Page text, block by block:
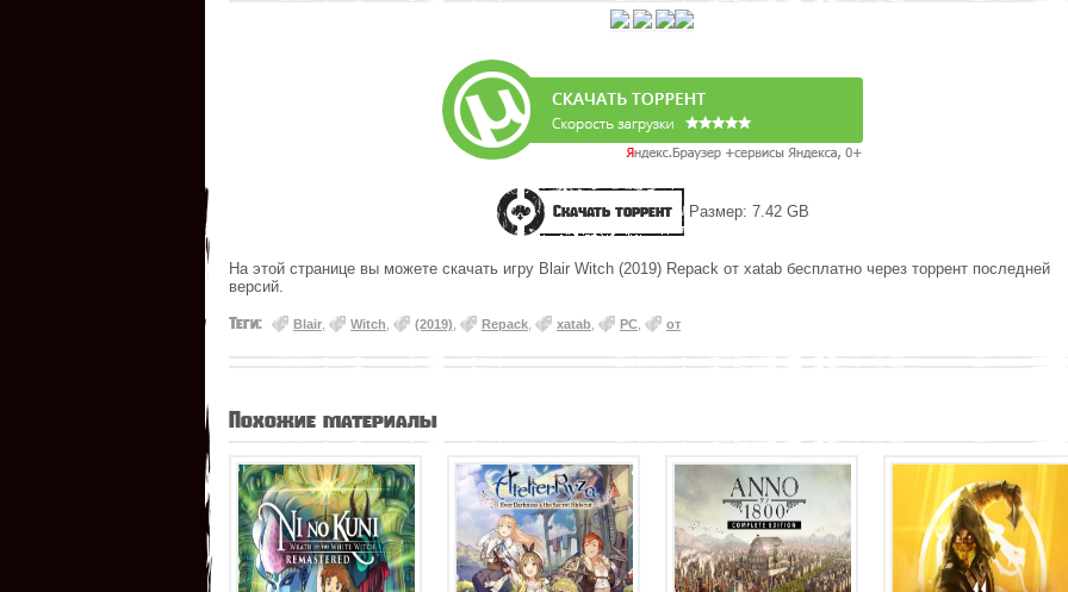
Скачать торрент Размер: 7.42 GB
На этой странице вы можете скачать игру Blair Witch (2019) Repack от xatab бесплатно через торрент последней
версий.
Теги: Blair Witch (2019) Repack xatab PC от
Похожие материалы